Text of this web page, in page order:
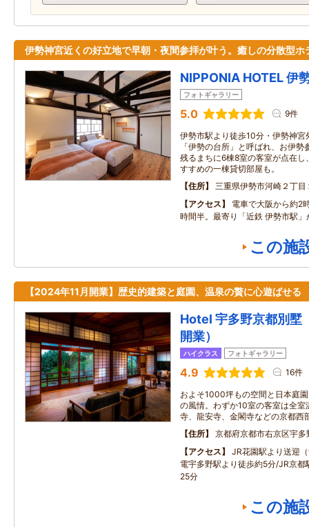
伊勢神宮近くの好立地で早朝・夜間参拝が叶う。癒しの分散型ホ
NIPPONIA HOTEL 伊
フォトギャラリー
5.0 9件
伊勢市駅より徒歩10分・伊勢神
「伊勢の台所」と呼ばれ、お伊
残るまちに6棟8室の客室が点在
すすめの一棟貸切部屋も。
住所
三重県伊勢市河崎２丁目
アクセス
電車で大阪から約2
時間半。最寄り「近鉄 伊勢市駅
この施
【2024年11月開業】歴史的建築と庭園、温泉の贅に心遊ばせる
Hotel 宇多野京都別墅
開業）
ハイクラス フォトギャラリー
4.9 16件
およそ1000坪もの空間と日本庭
の風情。わずか10室の客室は全
寺、龍安寺、金閣寺などの京都西
住所
京都府京都市右京区宇
アクセス
JR花園駅より送迎
電宇多野駅より徒歩約5分/JR京都
25分
この施